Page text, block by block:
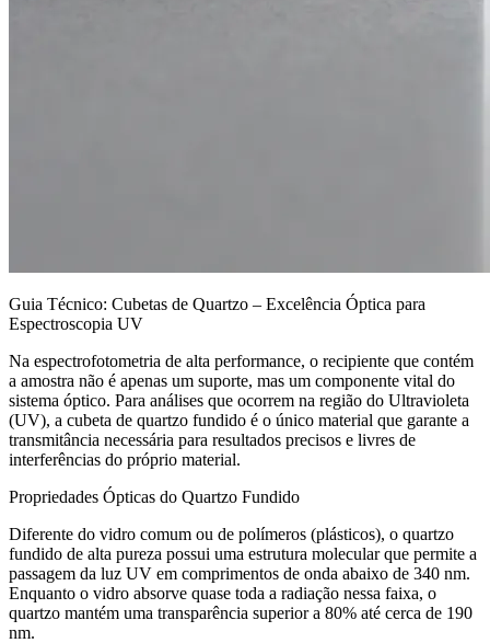
Guia Técnico: Cubetas de Quartzo – Excelência Óptica para
Espectroscopia UV
Na espectrofotometria de alta performance, o recipiente que contém
a amostra não é apenas um suporte, mas um componente vital do
sistema óptico. Para análises que ocorrem na região do Ultravioleta
(UV), a cubeta de quartzo fundido é o único material que garante a
transmitância necessária para resultados precisos e livres de
interferências do próprio material.
Propriedades Ópticas do Quartzo Fundido
Diferente do vidro comum ou de polímeros (plásticos), o quartzo
fundido de alta pureza possui uma estrutura molecular que permite a
passagem da luz UV em comprimentos de onda abaixo de 340 nm.
Enquanto o vidro absorve quase toda a radiação nessa faixa, o
quartzo mantém uma transparência superior a 80% até cerca de 190
nm.